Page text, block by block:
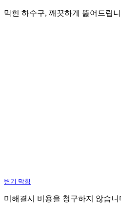
막힌 하수구, 깨끗하게 뚫어드립
변기 막힘
미해결시 비용을 청구하지 않습니